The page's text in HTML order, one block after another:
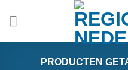
PRODUCTEN